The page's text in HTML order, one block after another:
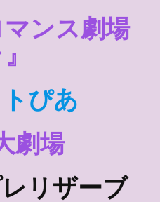
マンス劇場
ぴあ
劇場
リザーブ